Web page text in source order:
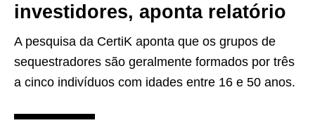
investidores, aponta relatório
A pesquisa da CertiK aponta que os grupos de
sequestradores são geralmente formados por três
a cinco indivíduos com idades entre 16 e 50 anos.